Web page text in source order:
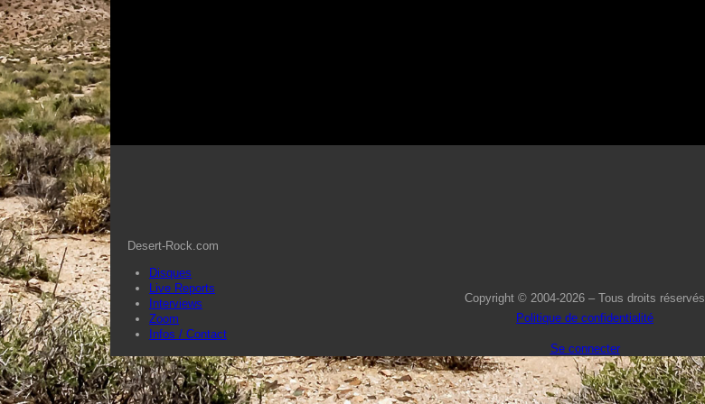
Desert-Rock.com
Disques
Live Reports
Interviews
Zoom
Infos / Contact
Copyright © 2004-2026 – Tous droits réservés
Politique de confidentialité
Se connecter